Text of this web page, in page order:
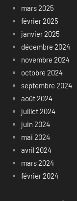
mars 2025
février 2025
janvier 2025
décembre 2024
novembre 2024
octobre 2024
septembre 2024
août 2024
juillet 2024
juin 2024
mai 2024
avril 2024
mars 2024
février 2024